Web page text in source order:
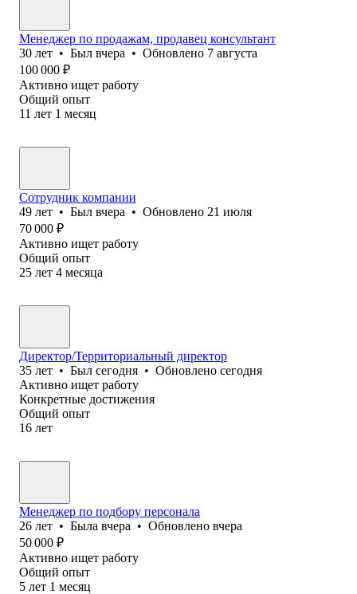
Менеджер по продажам, продавец консультант
30 лет • Был вчера • Обновлено 7 августа
100 000 ₽
Активно ищет работу
Общий опыт
11 лет 1 месяц
Сотрудник компании
49 лет • Был вчера • Обновлено 21 июля
70 000 ₽
Активно ищет работу
Общий опыт
25 лет 4 месяца
Директор/Территориальный директор
35 лет • Был сегодня • Обновлено сегодня
Активно ищет работу
Конкретные достижения
Общий опыт
16 лет
Менеджер по подбору персонала
26 лет • Была вчера • Обновлено вчера
50 000 ₽
Активно ищет работу
Общий опыт
5 лет 1 месяц